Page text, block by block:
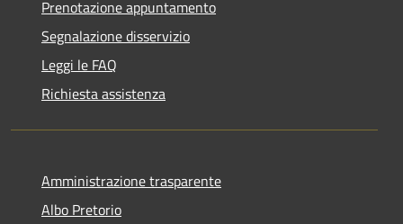
Prenotazione appuntamento
Segnalazione disservizio
Leggi le FAQ
Richiesta assistenza
Amministrazione trasparente
Albo Pretorio